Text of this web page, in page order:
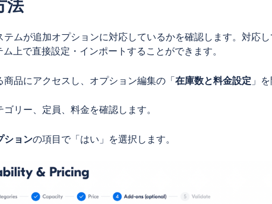
法
テムが追加オプションに対応しているかを確認します。対応
ム上で直接設定・インポートすることができます。
商品にアクセスし、オプション編集の「在庫数と料金設定 」
ゴリー、定員、料金を確認します。
ションの項目で「はい」を選択します。